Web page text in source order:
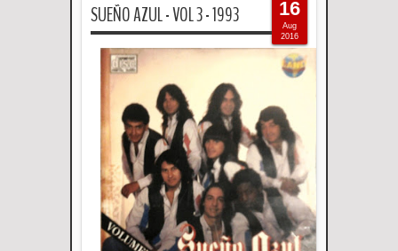
SUEÑO AZUL - VOL 3 - 1993 16
Aug
2016